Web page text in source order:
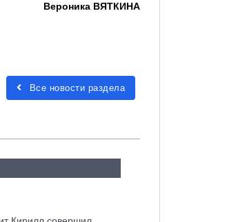
Вероника ВЯТКИНА
Все новости раздела